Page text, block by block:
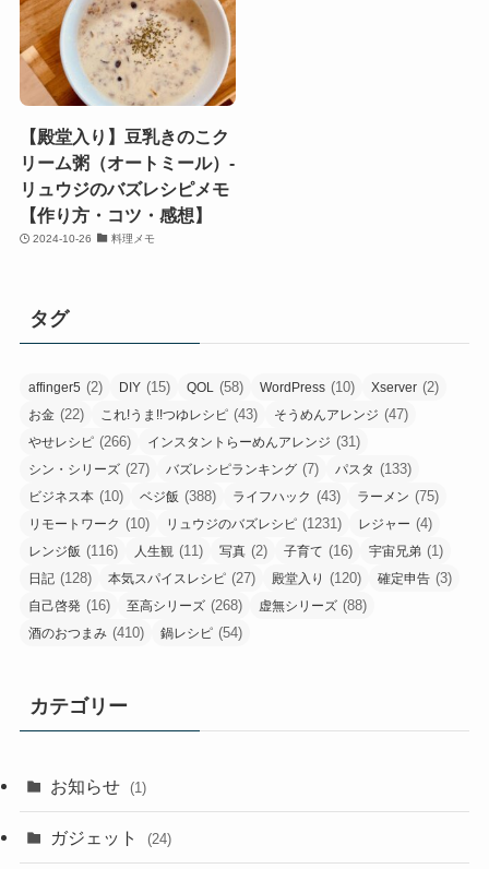
【殿堂入り】豆乳きのこク
リーム粥（オートミール）-
リュウジのバズレシピメモ
【作り方・コツ・感想】
2024-10-26 料理メモ
タグ
affinger5 (2) DIY (15) QOL (58) WordPress (10) Xserver (2)
お金 (22) これ!うま!!つゆレシピ (43) そうめんアレンジ (47)
やせレシピ (266) インスタントらーめんアレンジ (31)
シン・シリーズ (27) バズレシピランキング (7) パスタ (133)
ビジネス本 (10) ベジ飯 (388) ライフハック (43) ラーメン (75)
リモートワーク (10) リュウジのバズレシピ (1231) レジャー (4)
レンジ飯 (116) 人生観 (11) 写真 (2) 子育て (16) 宇宙兄弟 (1)
日記 (128) 本気スパイスレシピ (27) 殿堂入り (120) 確定申告 (3)
自己啓発 (16) 至高シリーズ (268) 虚無シリーズ (88)
酒のおつまみ (410) 鍋レシピ (54)
カテゴリー
お知らせ (1)
ガジェット (24)